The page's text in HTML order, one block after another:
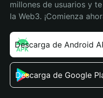
millones de usuarios y
la Web3. ¡Comienza
Descarga de Android
Descarga de Google